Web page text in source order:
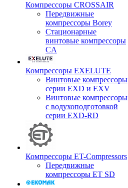
Компрессоры CROSSAIR
Передвижные
компрессоры Borey
Стационарные
винтовые компрессоры
CA
Компрессоры EXELUTE
Винтовые компрессоры
серии EXD и EXV
Винтовые компрессоры
с водухоподготовкой
серии EXD-RD
Компрессоры ET-Compressors
Передвижные
компрессоры ET SD